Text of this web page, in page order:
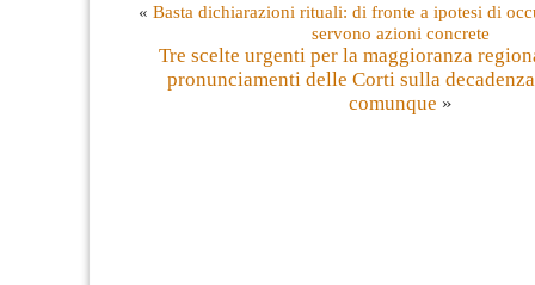
« Basta dichiarazioni rituali: di fronte a ipotesi di
servono azioni concrete
Tre scelte urgenti per la maggioranza
pronunciamenti delle Corti sulla
comunque »